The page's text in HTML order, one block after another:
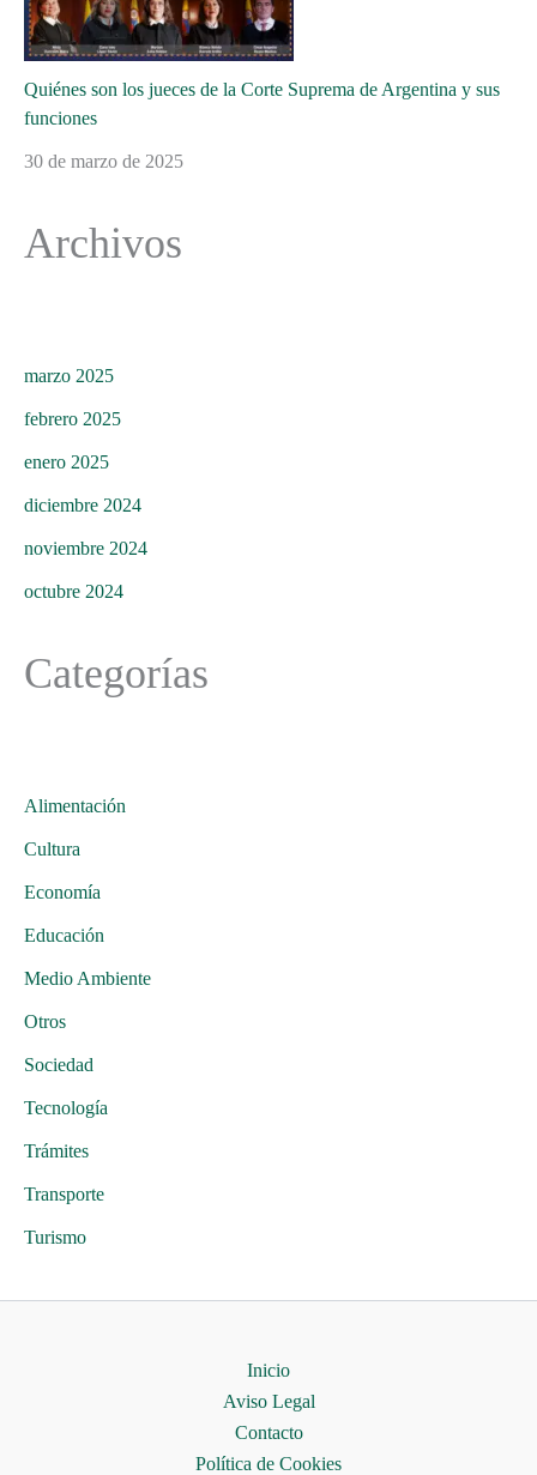
Quiénes son los jueces de la Corte Suprema de Argentina y sus
funciones
30 de marzo de 2025
Archivos
marzo 2025
febrero 2025
enero 2025
diciembre 2024
noviembre 2024
octubre 2024
Categorías
Alimentación
Cultura
Economía
Educación
Medio Ambiente
Otros
Sociedad
Tecnología
Trámites
Transporte
Turismo
Inicio
Aviso Legal
Contacto
Política de Cookies